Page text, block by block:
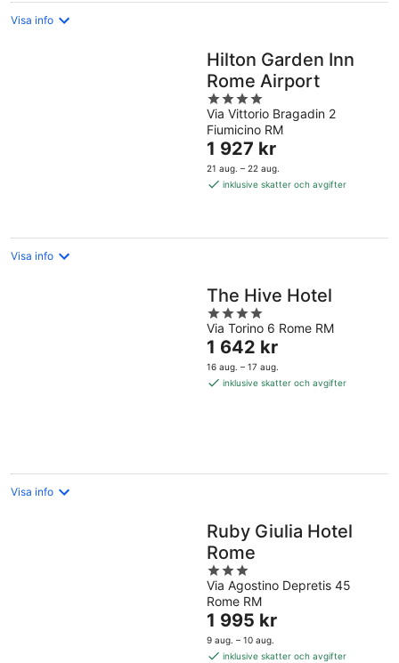
Visa info
Hilton Garden Inn
Rome Airport
4
out
of
5
Via Vittorio Bragadin 2
Fiumicino RM
Priset
är
1 927 kr
1 927 kr
21 aug. – 22 aug.
inklusive skatter och avgifter
Visa info
The Hive Hotel
4
out
of
5
Via Torino 6 Rome RM
Priset
är
1 642 kr
1 642 kr
16 aug. – 17 aug.
inklusive skatter och avgifter
Visa info
Ruby Giulia Hotel
Rome
3
out
of
5
Via Agostino Depretis 45
Rome RM
Priset
är
1 995 kr
1 995 kr
9 aug. – 10 aug.
inklusive skatter och avgifter